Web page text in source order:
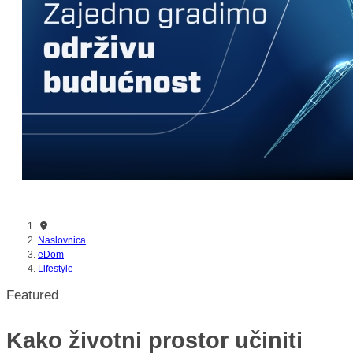
nikada prije
Naslovnica
eDom
Lifestyle
Featured
Kako životni prostor učiniti